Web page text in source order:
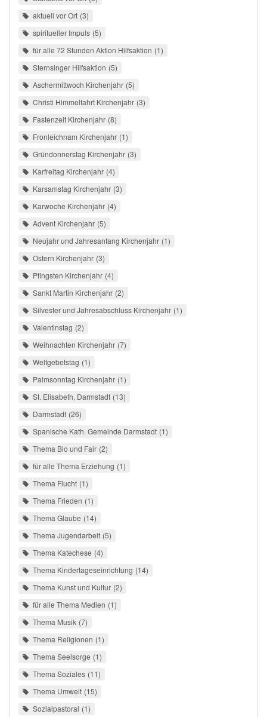
aktuell vor Ort 3
spiritueller Impuls 5
für alle 72 Stunden Aktion Hilfsaktion 1
Sternsinger Hilfsaktion 5
Aschermittwoch Kirchenjahr 5
Christi Himmelfahrt Kirchenjahr 3
Fastenzeit Kirchenjahr 8
Fronleichnam Kirchenjahr 1
Gründonnerstag Kirchenjahr 3
Karfreitag Kirchenjahr 4
Karsamstag Kirchenjahr 3
Karwoche Kirchenjahr 4
Advent Kirchenjahr 5
Neujahr und Jahresanfang Kirchenjahr 1
Ostern Kirchenjahr 3
Pfingsten Kirchenjahr 4
Sankt Martin Kirchenjahr 2
Silvester und Jahresabschluss Kirchenjahr 1
Valentinstag 2
Weihnachten Kirchenjahr 7
Weltgebetstag 1
Palmsonntag Kirchenjahr 1
St. Elisabeth, Darmstadt 13
Darmstadt 26
Spanische Kath. Gemeinde Darmstadt 1
Thema Bio und Fair 2
für alle Thema Erziehung 1
Thema Flucht 1
Thema Frieden 1
Thema Glaube 14
Thema Jugendarbeit 5
Thema Katechese 4
Thema Kindertageseinrichtung 14
Thema Kunst und Kultur 2
für alle Thema Medien 1
Thema Musik 7
Thema Religionen 1
Thema Seelsorge 1
Thema Soziales 11
Thema Umwelt 15
Sozialpastoral 1